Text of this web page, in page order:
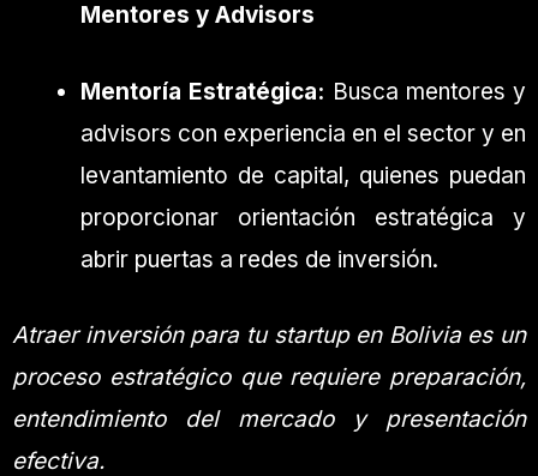
Mentores y Advisors
Mentoría Estratégica: Busca mentores y
advisors con experiencia en el sector y en
levantamiento de capital, quienes puedan
proporcionar orientación estratégica y
abrir puertas a redes de inversión.
Atraer inversión para tu startup en Bolivia es un
proceso estratégico que requiere preparación,
entendimiento del mercado y presentación
efectiva.